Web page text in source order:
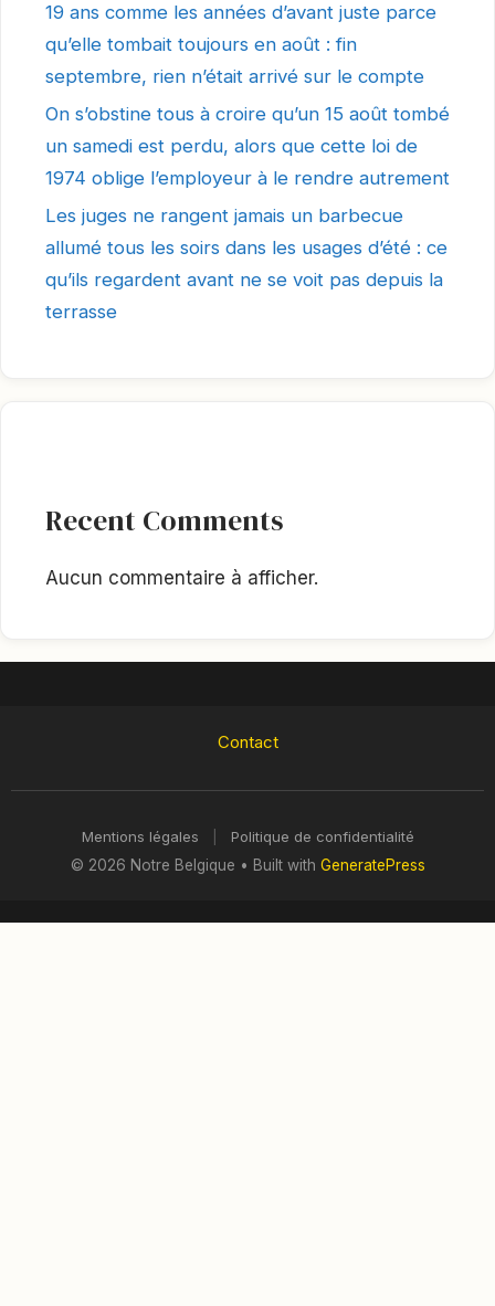
19 ans comme les années d’avant juste parce
qu’elle tombait toujours en août : fin
septembre, rien n’était arrivé sur le compte
On s’obstine tous à croire qu’un 15 août tombé
un samedi est perdu, alors que cette loi de
1974 oblige l’employeur à le rendre autrement
Les juges ne rangent jamais un barbecue
allumé tous les soirs dans les usages d’été : ce
qu’ils regardent avant ne se voit pas depuis la
terrasse
Recent Comments
Aucun commentaire à afficher.
Contact
Mentions légales
Politique de confidentialité
© 2026 Notre Belgique • Built with GeneratePress